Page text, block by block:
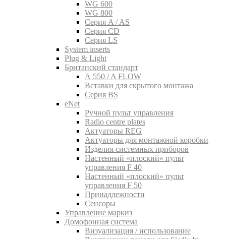
WG 600
WG 800
Серия A / AS
Серия CD
Серия LS
System inserts
Plug & Light
Британский стандарт
A 550 / A FLOW
Вставки для скрытого монтажа
Серия BS
eNet
Pучной пульт управления
Radio centre plates
Актуаторы REG
Актуаторы для монтажной коробки
Изделия системных приборов
Настенный «плоский» пульт
управления F 40
Настенный «плоский» пульт
управления F 50
Принадлежности
Сенсоры
Управление маркиз
Домофонная система
Визуализация / использование